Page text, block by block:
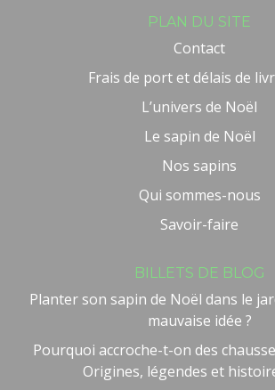
PLAN DU SITE
Contact
Frais de port et délais de
L’univers de Noël
Le sapin de Noël
Nos sapins
Qui sommes-nous
Savoir-faire
BILLETS DE BLOG
Planter son sapin de Noël dans le
mauvaise idée ?
Pourquoi accroche-t-on des
Origines, légendes et